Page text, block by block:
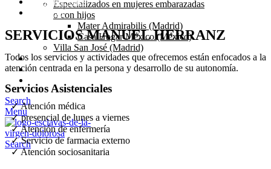
Especializados en mujeres embarazadas
o con hijos
Mater Admirabilis (Madrid)
Casa Hogar México (México)
Villa San José (Madrid)
Seglares
Blog
Search
Menu
Search
Contacto
SERVICIOS MANUEL HERRANZ
Todos los servicios y actividades que ofrecemos están enfocados a la
atención centrada en la persona y desarrollo de su autonomía.
Servicios Asistenciales
✓ Atención médica
✓ presencial de lunes a viernes
✓ Atención de enfermería
✓ Servicio de farmacia externo
✓ Atención sociosanitaria